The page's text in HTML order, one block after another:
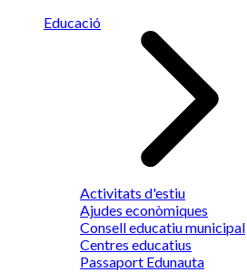
Educació
Activitats d'estiu
Ajudes econòmiques
Consell educatiu municipal
Centres educatius
Passaport Edunauta